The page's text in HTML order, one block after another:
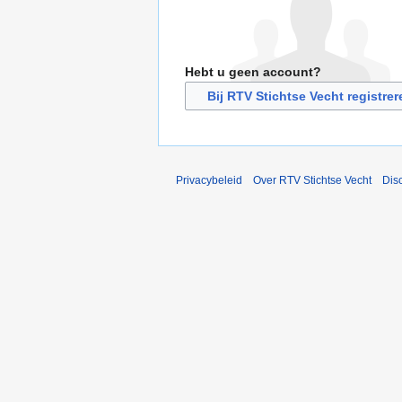
Hebt u geen account?
Bij RTV Stichtse Vecht
Privacybeleid Over RTV Stichtse Vecht